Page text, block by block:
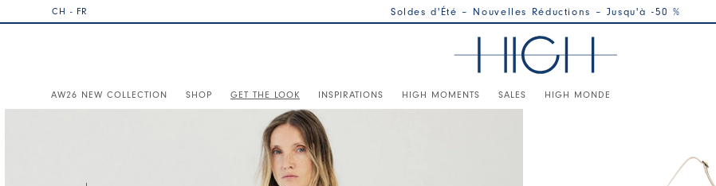
CH - FR Soldes d'Été – Nouvelles Réductions – Jusqu'à -50 %
AW26 NEW COLLECTION SHOP GET THE LOOK INSPIRATIONS HIGH MOMENTS SALES HIGH MONDE